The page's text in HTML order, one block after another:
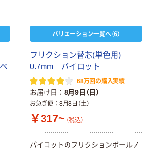
ペ
バリエーション一覧へ（6）
フ リ クシ ョ ン替芯(単色用)
0.7mm パイ ロ ッ ト
68万回の購入実績
お届け日 8月9日（日）
お急ぎ便 8月8日（土）
￥317~ （税込）
パイ ロ ッ トのフ リ クシ ョ ンボール ノ